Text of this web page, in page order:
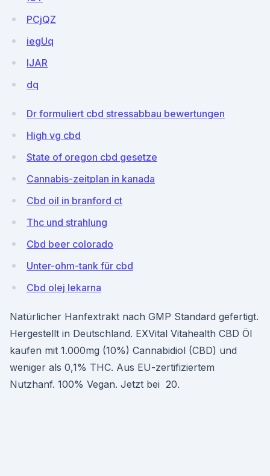
PCjQZ
iegUq
lJAR
dq
Dr formuliert cbd stressabbau bewertungen
High vg cbd
State of oregon cbd gesetze
Cannabis-zeitplan in kanada
Cbd oil in branford ct
Thc und strahlung
Cbd beer colorado
Unter-ohm-tank für cbd
Cbd olej lekarna
Natürlicher Hanfextrakt nach GMP Standard gefertigt.
Hergestellt in Deutschland. EXVital Vitahealth CBD Öl
kaufen mit 1.000mg (10%) Cannabidiol (CBD) und
weniger als 0,1% THC. Aus EU-zertifiziertem
Nutzhanf. 100% Vegan. Jetzt bei 20.